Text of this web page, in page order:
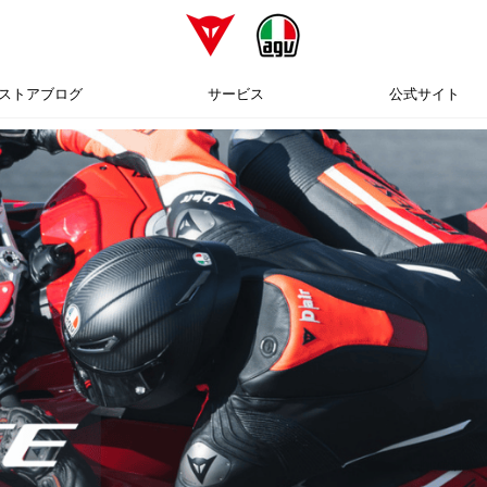
トアブログ サービス 公式サイト